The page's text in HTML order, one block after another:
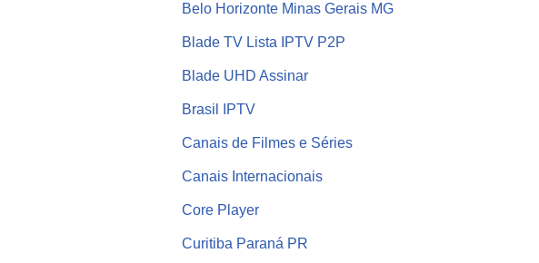
Belo Horizonte Minas Gerais MG
Blade TV Lista IPTV P2P
Blade UHD Assinar
Brasil IPTV
Canais de Filmes e Séries
Canais Internacionais
Core Player
Curitiba Paraná PR